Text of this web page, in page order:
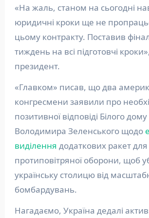
«На жаль, станом на сьогодні
юридичні кроки ще не
цьому контракту. Поставив
тиждень на всі підготовчі
президент.
«Главком» писав, що два
конгресмени заявили про
позитивної відповіді Білого
Володимира Зеленського щодо
виділення додаткових ракет
протиповітряної оборони, щоб
українську столицю від
бомбардувань.
Нагадаємо, Україна дедалі